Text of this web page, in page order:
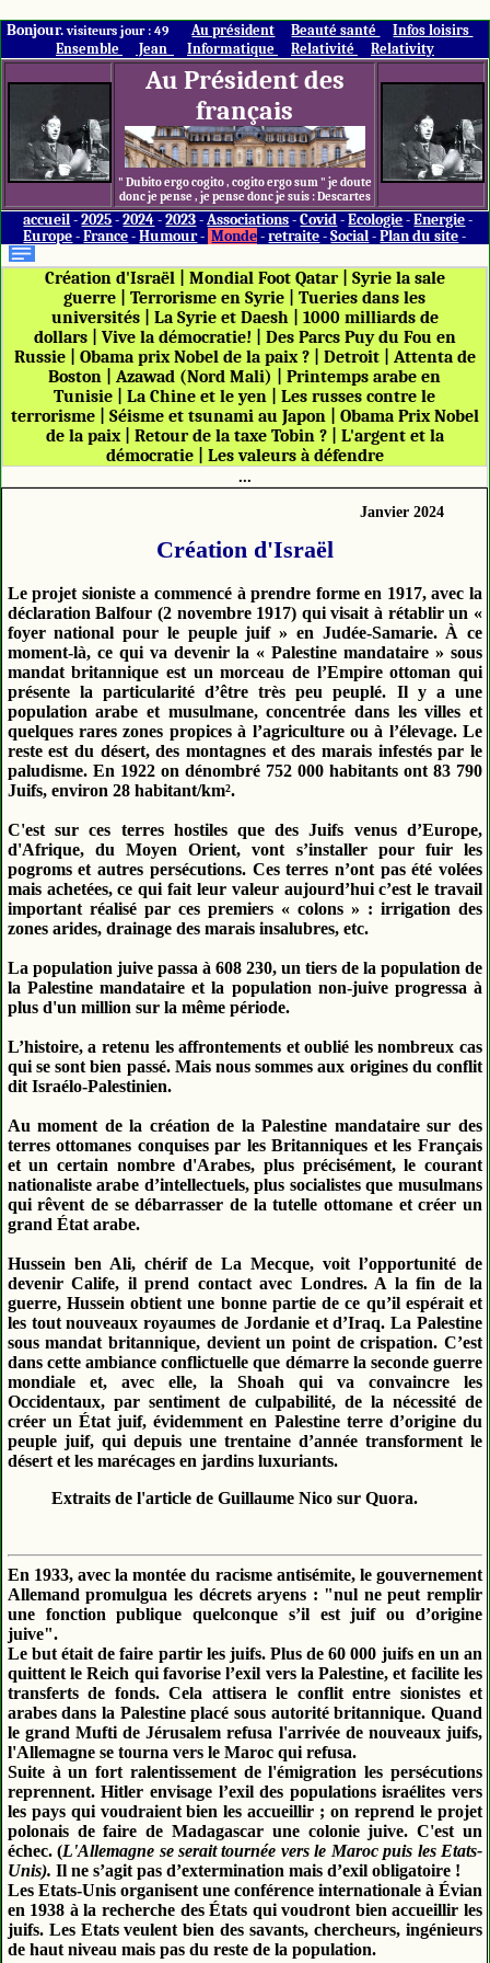
Bonjour.visiteurs jour : 49 Au président Beauté santé
Infos loisirs
Ensemble
Jean Informatique Relativité Relativity
Au Président des
français
" Dubito ergo cogito , cogito ergo sum " je doute
donc je pense , je pense donc je suis : Descartes
accueil -2025 -2024 -2023 -Associations -Covid -Ecologie -Energie -
Europe -France -Humour- Monde -retraite -Social -Plan du site -
Création d'Israël| Mondial Foot Qatar| Syrie la sale
guerre |Terrorisme en Syrie |Tueries dans les
universités| La Syrie et Daesh| 1000 milliards de
dollars| Vive la démocratie!
Des Parcs Puy du Fou en
Russie| Obama prix Nobel de la paix ?| Detroit| Attenta de
Boston |Azawad (Nord Mali) |Printemps arabe en
Tunisie |La Chine et le yen |Les russes contre le
terrorisme| Séisme et tsunami au Japon| Obama Prix Nobel
de la paix| Retour de la taxe Tobin ?| L'argent et la
démocratie| Les valeurs à défendre
...
Janvier 2024
Création d'Israël
Le projet sioniste a commencé à prendre forme en 1917, avec la
déclaration Balfour (2 novembre 1917) qui visait à rétablir un «
foyer national pour le peuple juif » en Judée-Samarie. À ce
moment-là, ce qui va devenir la « Palestine mandataire » sous
mandat britannique est un morceau de l’Empire ottoman qui
présente la particularité d’être très peu peuplé. Il y a une
population arabe et musulmane, concentrée dans les villes et
quelques rares zones propices à l’agriculture ou à l’élevage. Le
reste est du désert, des montagnes et des marais infestés par le
paludisme. En 1922 on dénombré 752 000 habitants ont 83 790
Juifs, environ 28 habitant/km².
C'est sur ces terres hostiles que des Juifs venus d’Europe,
d'Afrique, du Moyen Orient, vont s’installer pour fuir les
pogroms et autres persécutions. Ces terres n’ont pas été volées
mais achetées, ce qui fait leur valeur aujourd’hui c’est le travail
important réalisé par ces premiers « colons » : irrigation des
zones arides, drainage des marais insalubres, etc.
La population juive passa à 608 230, un tiers de la population de
la Palestine mandataire et la population non-juive progressa à
plus d'un million sur la même période.
L’histoire, a retenu les affrontements et oublié les nombreux cas
qui se sont bien passé. Mais nous sommes aux origines du conflit
dit Israélo-Palestinien.
Au moment de la création de la Palestine mandataire sur des
terres ottomanes conquises par les Britanniques et les Français
et un certain nombre d'Arabes, plus précisément, le courant
nationaliste arabe d’intellectuels, plus socialistes que musulmans
qui rêvent de se débarrasser de la tutelle ottomane et créer un
grand État arabe.
Hussein ben Ali, chérif de La Mecque, voit l’opportunité de
devenir Calife, il prend contact avec Londres. A la fin de la
guerre, Hussein obtient une bonne partie de ce qu’il espérait et
les tout nouveaux royaumes de Jordanie et d’Iraq. La Palestine
sous mandat britannique, devient un point de crispation. C’est
dans cette ambiance conflictuelle que démarre la seconde guerre
mondiale et, avec elle, la Shoah qui va convaincre les
Occidentaux, par sentiment de culpabilité, de la nécessité de
créer un État juif, évidemment en Palestine terre d’origine du
peuple juif, qui depuis une trentaine d’année transforment le
désert et les marécages en jardins luxuriants.
Extraits de l'article de Guillaume Nico sur Quora.
En 1933, avec la montée du racisme antisémite, le gouvernement
Allemand promulgua les décrets aryens : "nul ne peut remplir
une fonction publique quelconque s’il est juif ou d’origine
juive".
Le but était de faire partir les juifs. Plus de 60 000 juifs en un an
quittent le Reich qui favorise l’exil vers la Palestine, et facilite les
transferts de fonds. Cela attisera le conflit entre sionistes et
arabes dans la Palestine placé sous autorité britannique. Quand
le grand Mufti de Jérusalem refusa l'arrivée de nouveaux juifs,
l'Allemagne se tourna vers le Maroc qui refusa.
Suite à un fort ralentissement de l'émigration les persécutions
reprennent. Hitler envisage l’exil des populations israélites vers
les pays qui voudraient bien les accueillir ; on reprend le projet
polonais de faire de Madagascar une colonie juive. C'est un
échec. (L'Allemagne se serait tournée vers le Maroc puis les Etats-
Unis). Il ne s’agit pas d’extermination mais d’exil obligatoire !
Les Etats-Unis organisent une conférence internationale à Évian
en 1938 à la recherche des États qui voudront bien accueillir les
juifs. Les Etats veulent bien des savants, chercheurs, ingénieurs
de haut niveau mais pas du reste de la population.